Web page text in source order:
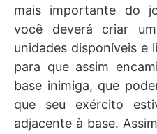
mais importante do
você deverá criar
unidades disponíveis e
para que assim
base inimiga, que
que seu exército
adjacente à base.